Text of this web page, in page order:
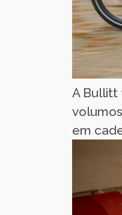
A Bullitt
em